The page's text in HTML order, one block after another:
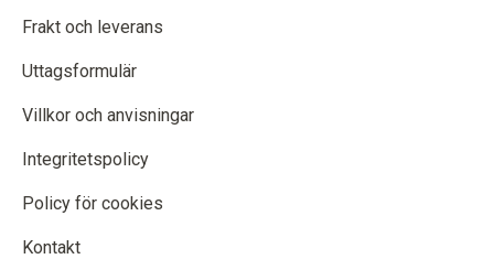
Frakt och leverans
Uttagsformulär
Villkor och anvisningar
Integritetspolicy
Policy för cookies
Kontakt